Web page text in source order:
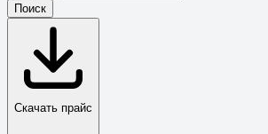
Поиск
Скачать прайс